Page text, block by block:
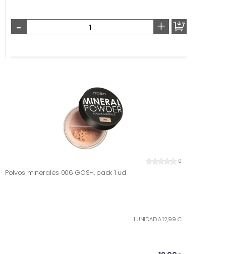
- +
0
Polvos minerales 006 GOSH, pack 1 ud
1 UNIDAD A 12,99 €